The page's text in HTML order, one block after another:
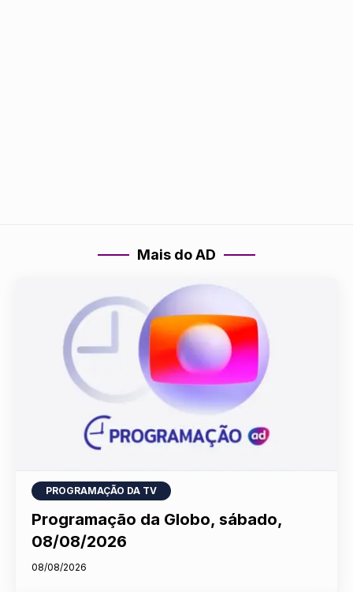
Mais do AD
PROGRAMAÇÃO DA TV
Programação da Globo, sábado,
08/08/2026
08/08/2026